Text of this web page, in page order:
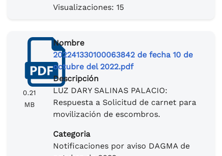
Visualizaciones: 15
0.21
MB
Nombre
202241330100063842 de fecha 10 de
octubre del 2022.pdf
Descripción
LUZ DARY SALINAS PALACIO:
Respuesta a Solicitud de carnet para
movilización de escombros.
Categoria
Notificaciones por aviso DAGMA de